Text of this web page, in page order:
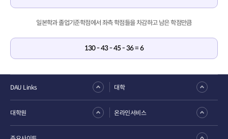
일본학과 졸업기준학점에서 좌측 학점들을 차감하고 남은 학점만큼
130 - 43 - 45 - 36 = 6
DAU Links 대학
대학원 온라인서비스